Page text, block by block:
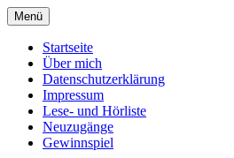
Zum
Inhalt
springen
Menü
Startseite
Über mich
Datenschutzerklärung
Impressum
Lese- und Hörliste
Neuzugänge
Gewinnspiel